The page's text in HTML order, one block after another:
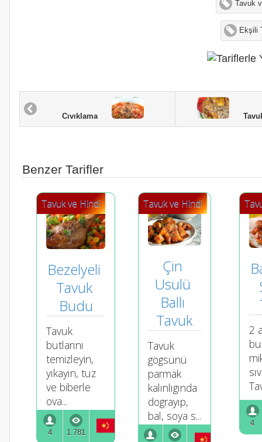
Tavuk
Ekşili
Cıvıklama Tavuk
Benzer Tarifler
Bezelyeli
Tavuk
Budu
Tavuk
butlarını
temizleyin,
yıkayın, tuz
ve biberle
ova...
Tavuk ve Hindi
4 1.781
Çin
Usulü
Ballı
Tavuk
Tavuk
gögsünü
parmak
kalınlıgında
dograyıp,
bal, soya s...
Tavuk ve Hindi
2
4